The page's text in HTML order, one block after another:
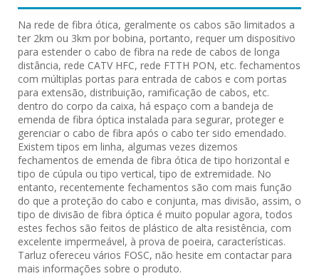
Na rede de fibra ótica, geralmente os cabos são limitados a
ter 2km ou 3km por bobina, portanto, requer um dispositivo
para estender o cabo de fibra na rede de cabos de longa
distância, rede CATV HFC, rede FTTH PON, etc. fechamentos
com múltiplas portas para entrada de cabos e com portas
para extensão, distribuição, ramificação de cabos, etc.
dentro do corpo da caixa, há espaço com a bandeja de
emenda de fibra óptica instalada para segurar, proteger e
gerenciar o cabo de fibra após o cabo ter sido emendado.
Existem tipos em linha, algumas vezes dizemos
fechamentos de emenda de fibra ótica de tipo horizontal e
tipo de cúpula ou tipo vertical, tipo de extremidade. No
entanto, recentemente fechamentos são com mais função
do que a proteção do cabo e conjunta, mas divisão, assim, o
tipo de divisão de fibra óptica é muito popular agora, todos
estes fechos são feitos de plástico de alta resistência, com
excelente impermeável, à prova de poeira, características.
Tarluz ofereceu vários FOSC, não hesite em contactar para
mais informações sobre o produto.